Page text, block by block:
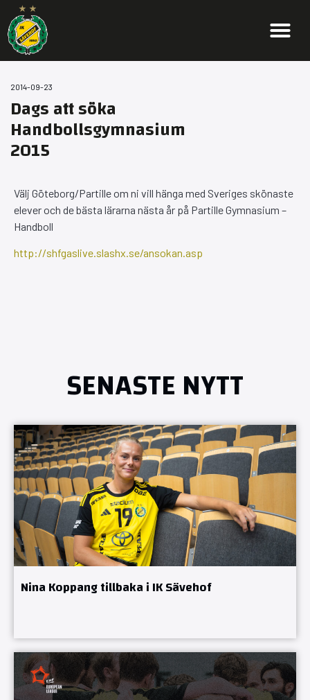
2014-09-23
Dags att söka
Handbollsgymnasium
2015
Välj Göteborg/Partille om ni vill hänga med Sveriges skönaste
elever och de bästa lärarna nästa år på Partille Gymnasium –
Handboll
http://shfgaslive.slashx.se/ansokan.asp
SENASTE NYTT
Nina Koppang tillbaka i IK Sävehof